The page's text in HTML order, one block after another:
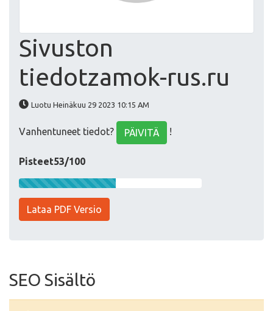
Sivuston
tiedotzamok-rus.ru
Luotu Heinäkuu 29 2023 10:15 AM
Vanhentuneet tiedot? PÄIVITÄ !
Pisteet53/100
Lataa PDF Versio
SEO Sisältö